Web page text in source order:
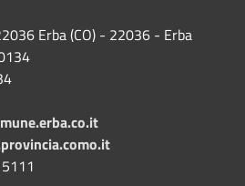
Erba (CO) - 22036 - Erba